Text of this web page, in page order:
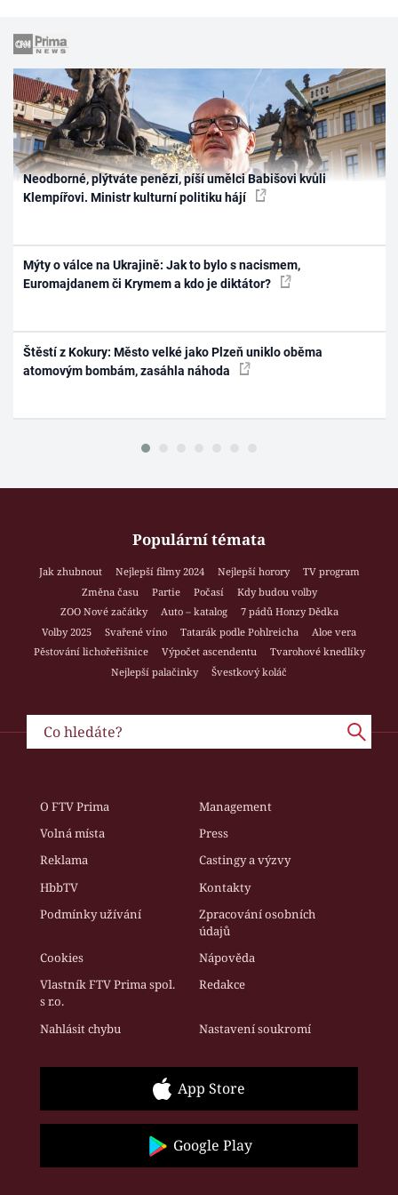
Neodborné, plýtváte penězi, píší umělci Babišovi kvůli
Klempířovi. Ministr kulturní politiku hájí
Mýty o válce na Ukrajině: Jak to bylo s nacismem,
Euromajdanem či Krymem a kdo je diktátor?
Štěstí z Kokury: Město velké jako Plzeň uniklo oběma
atomovým bombám, zasáhla náhoda
Populární témata
Jak zhubnout Nejlepší filmy 2024 Nejlepší horory
TV program
Změna času
Partie Počasí
Kdy budou volby
ZOO Nové začátky
Auto – katalog
7 pádů Honzy Dědka
Volby 2025
Svařené víno Tatarák podle Pohlreicha
Aloe vera
Pěstování lichořeřišnice
Výpočet ascendentu
Tvarohové knedlíky
Nejlepší palačinky
Švestkový koláč
O FTV Prima
Management
Volná místa
Press
Reklama
Castingy a výzvy
HbbTV
Kontakty
Podmínky užívání
Zpracování osobních
údajů
Cookies
Nápověda
Vlastník FTV Prima spol.
s r.o.
Redakce
Nahlásit chybu Nastavení soukromí
App Store
Google Play